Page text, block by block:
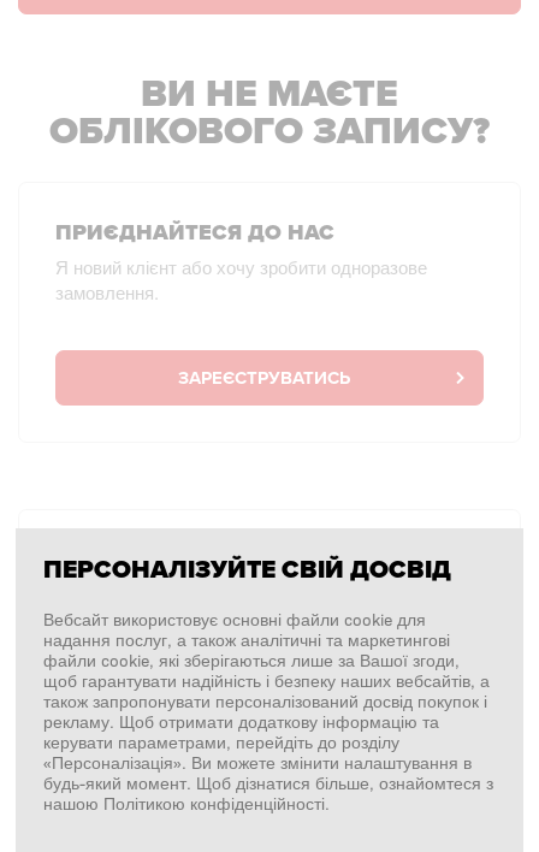
ВИ НЕ МАЄТЕ
ОБЛІКОВОГО ЗАПИСУ?
ПРИЄДНАЙТЕСЯ ДО НАС
Я новий клієнт або хочу зробити одноразове
замовлення.
ЗАРЕЄСТРУВАТИСЬ
БЕЗ АВТОРИЗАЦІЇ
авторизації.
ПОКУПКИ БЕЗ ВХОДУ У СИСТЕМУ
ПЕРСОНАЛІЗУЙТЕ СВІЙ ДОСВІД
Вебсайт використовує основні файли cookie для
надання послуг, а також аналітичні та маркетингові
файли cookie, які зберігаються лише за Вашої згоди,
щоб гарантувати надійність і безпеку наших вебсайтів, а
також запропонувати персоналізований досвід покупок і
рекламу. Щоб отримати додаткову інформацію та
керувати параметрами, перейдіть до розділу
«Персоналізація». Ви можете змінити налаштування в
будь-який момент. Щоб дізнатися більше, ознайомтеся з
нашою Політикою конфіденційності.